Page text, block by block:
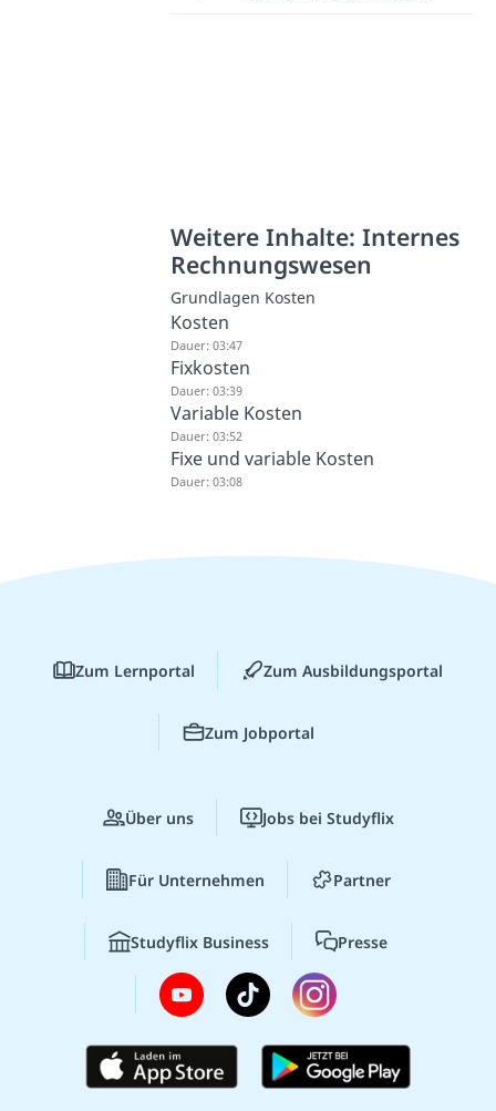
Weitere Inhalte: Internes
Rechnungswesen
Grundlagen Kosten
Kosten
Dauer: 03:47
Fixkosten
Dauer: 03:39
Variable Kosten
Dauer: 03:52
Fixe und variable Kosten
Dauer: 03:08
Zum Lernportal Zum Ausbildungsportal
Zum Jobportal
Über uns Jobs bei Studyflix
Für Unternehmen Partner
Studyflix Business Presse